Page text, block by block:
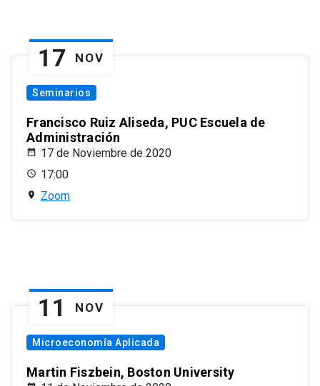
17 NOV
Seminarios
Francisco Ruiz Aliseda, PUC Escuela de
Administración
17 de Noviembre de 2020
17:00
Zoom
11 NOV
Microeconomía Aplicada
Martin Fiszbein, Boston University